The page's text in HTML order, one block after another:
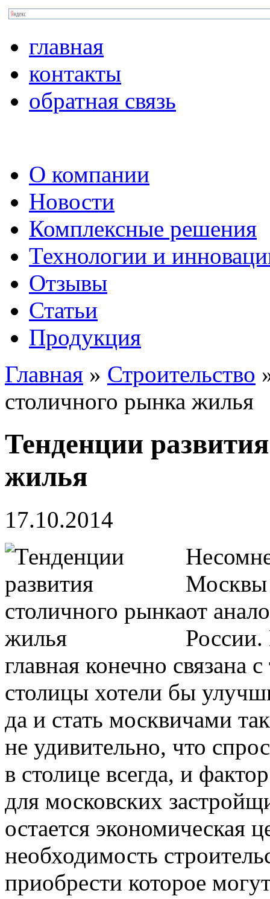
главная
контакты
обратная связь
О компании
Новости
Комплексные решения
Технологии и
Отзывы
Статьи
Продукция
Главная » Строительство
столичного рынка жилья
Тенденции
жилья
17.10.2014
Москвы
от
России.
главная конечно связана
столицы хотели бы
да и стать москвичами
не удивительно, что
в столице всегда, и
для московских
остается экономическая
необходимость
приобрести которое